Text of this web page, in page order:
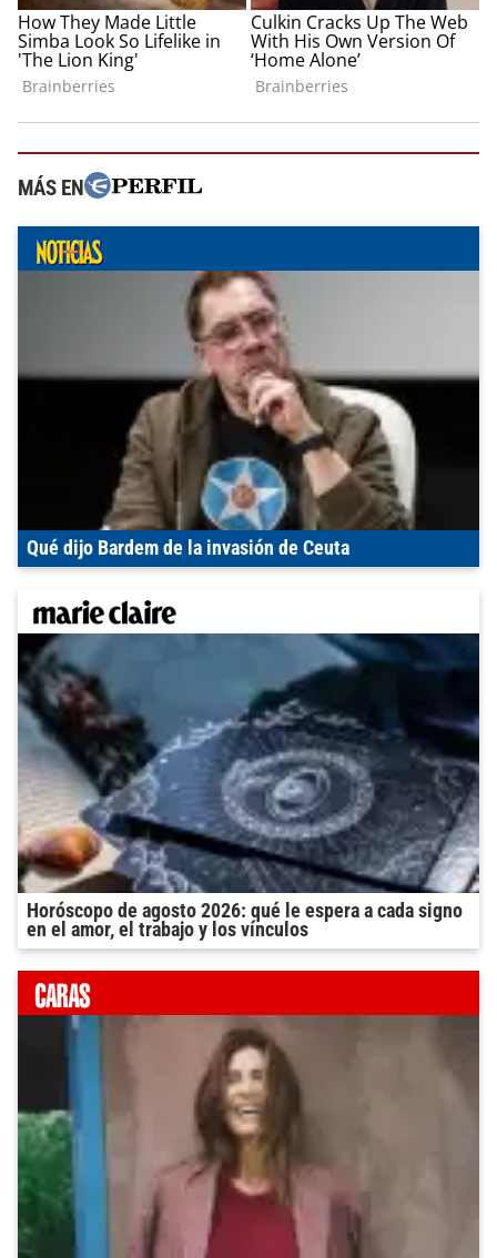
MÁS EN
Qué dijo Bardem de la invasión de Ceuta
Horóscopo de agosto 2026: qué le espera a cada signo
en el amor, el trabajo y los vínculos